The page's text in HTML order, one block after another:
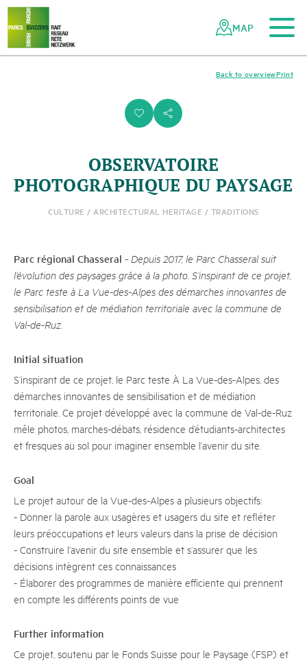
Navigating
the
Swiss
parks
Quick
navigation
To the main content
To the mobile navigation
To search
To the footer
To the sitemap
MAP
i s
Print
Back to overview
OBSERVATOIRE
PHOTOGRAPHIQUE DU PAYSAGE
CULTURE / ARCHITECTURAL HERITAGE / TRADITIONS
Parc régional Chasseral - Depuis 2017, le Parc Chasseral suit
l’évolution des paysages grâce à la photo. S’inspirant de ce projet,
le Parc teste à La Vue-des-Alpes des démarches innovantes de
sensibilisation et de médiation territoriale avec la commune de
Val-de-Ruz.
Initial situation
S’inspirant de ce projet, le Parc teste À La Vue-des-Alpes, des
démarches innovantes de sensibilisation et de médiation
territoriale. Ce projet développé avec la commune de Val-de-Ruz
mêle photos, marches-débats, résidence d’étudiants-architectes
et fresques au sol pour imaginer ensemble l’avenir du site.
Goal
Le projet autour de la Vue-des-Alpes a plusieurs objectifs:
- Donner la parole aux usagères et usagers du site et refléter
leurs préoccupations et leurs valeurs dans la prise de décision
- Construire l’avenir du site ensemble et s’assurer que les
décisions intègrent ces connaissances
- Élaborer des programmes de manière efficiente qui prennent
en compte les différents points de vue
Further information
Ce projet, soutenu par le Fonds Suisse pour le Paysage (FSP) et